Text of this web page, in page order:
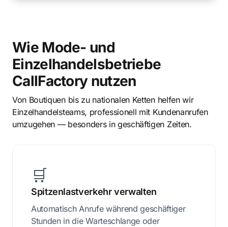
Wie Mode- und
Einzelhandelsbetriebe
CallFactory nutzen
Von Boutiquen bis zu nationalen Ketten helfen wir
Einzelhandelsteams, professionell mit Kundenanrufen
umzugehen — besonders in geschäftigen Zeiten.
🛒
Spitzenlastverkehr verwalten
Automatisch Anrufe während geschäftiger
Stunden in die Warteschlange oder